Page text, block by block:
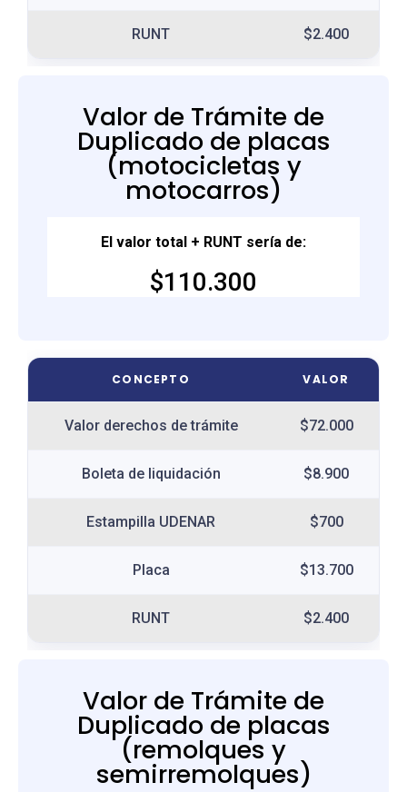
RUNT $2.400
Valor de Trámite de
Duplicado de placas
(motocicletas y
motocarros)
El valor total + RUNT sería de:
$110.300
CONCEPTO VALOR
Valor derechos de trámite $72.000
Boleta de liquidación $8.900
Estampilla UDENAR $700
Placa $13.700
RUNT $2.400
Valor de Trámite de
Duplicado de placas
(remolques y
semirremolques)